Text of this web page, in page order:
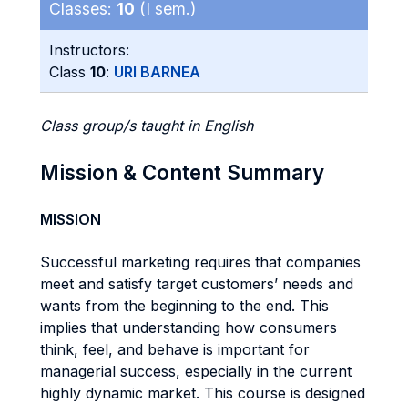
Classes: 10 (I sem.)
Instructors:
Class 10: URI BARNEA
Class group/s taught in English
Mission & Content Summary
MISSION
Successful marketing requires that companies
meet and satisfy target customers’ needs and
wants from the beginning to the end. This
implies that understanding how consumers
think, feel, and behave is important for
managerial success, especially in the current
highly dynamic market. This course is designed